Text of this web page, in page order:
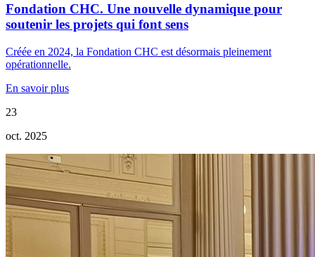
Fondation CHC. Une nouvelle dynamique pour
soutenir les projets qui font sens
Créée en 2024, la Fondation CHC est désormais pleinement
opérationnelle.
En savoir plus
23
oct. 2025